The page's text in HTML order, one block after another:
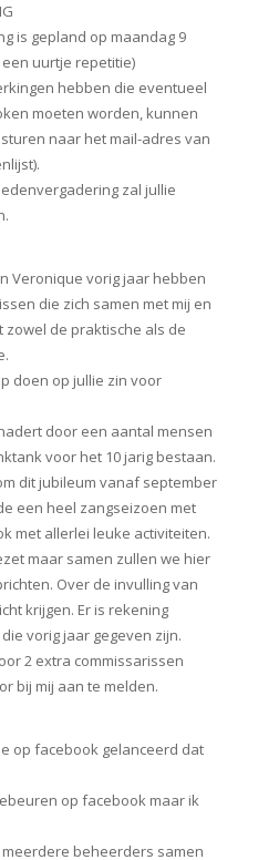
is gepland op maandag 9
een uurtje repetitie)
hebben die eventueel
moeten worden, kunnen
naar het mail-adres van
zal jullie
Veronique vorig jaar hebben
die zich samen met mij en
de praktische als de
doen op jullie zin voor
door een aantal mensen
voor het 10 jarig bestaan.
dit jubileum vanaf september
een heel zangseizoen met
met allerlei leuke activiteiten.
maar samen zullen we hier
Over de invulling van
krijgen. Er is rekening
vorig jaar gegeven zijn.
2 extra commissarissen
bij mij aan te melden.
op facebook gelanceerd dat
op facebook maar ik
beheerders samen